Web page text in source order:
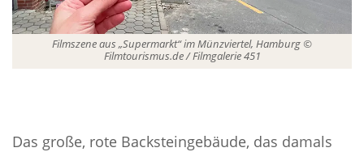
Filmszene aus „Supermarkt“ im Münzviertel, Hamburg ©
Filmtourismus.de / Filmgalerie 451
Das große, rote Backsteingebäude, das damals